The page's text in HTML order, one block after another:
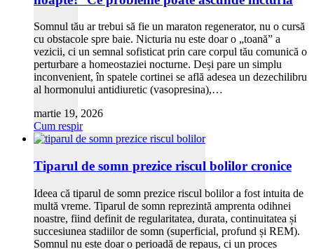
Somnul tău ar trebui să fie un maraton regenerator, nu o cursă
cu obstacole spre baie. Nicturia nu este doar o „toană” a
vezicii, ci un semnal sofisticat prin care corpul tău comunică o
perturbare a homeostaziei nocturne. Deși pare un simplu
inconvenient, în spatele cortinei se află adesea un dezechilibru
al hormonului antidiuretic (vasopresina),…
martie 19, 2026
Cum respir
Tiparul de somn prezice riscul bolilor cronice
Ideea că tiparul de somn prezice riscul bolilor a fost intuita de
multă vreme. Tiparul de somn reprezintă amprenta odihnei
noastre, fiind definit de regularitatea, durata, continuitatea și
succesiunea stadiilor de somn (superficial, profund și REM).
Somnul nu este doar o perioadă de repaus, ci un proces